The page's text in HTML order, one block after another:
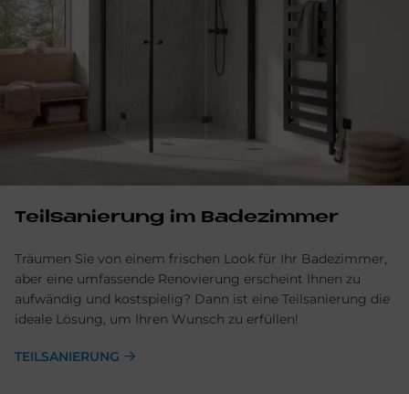
Teilsanierung im Badezimmer
Träumen Sie von einem frischen Look für Ihr Badezimmer,
aber eine umfassende Renovierung erscheint Ihnen zu
aufwändig und kostspielig? Dann ist eine Teilsanierung die
ideale Lösung, um Ihren Wunsch zu erfüllen!
TEILSANIERUNG